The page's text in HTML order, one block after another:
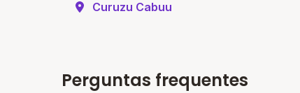
Curuzu Cabuu
Perguntas frequentes